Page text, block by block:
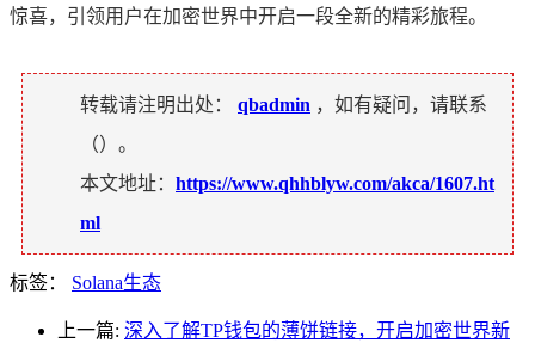
惊喜，引领用户在加密世界中开启一段全新的精彩旅程。
转载请注明出处： qbadmin ，如有疑问，请联系
（）。
本文地址： https://www.qhhblyw.com/akca/1607.ht
ml
标签： Solana生态
上一篇: 深入了解TP钱包的薄饼链接，开启加密世界新